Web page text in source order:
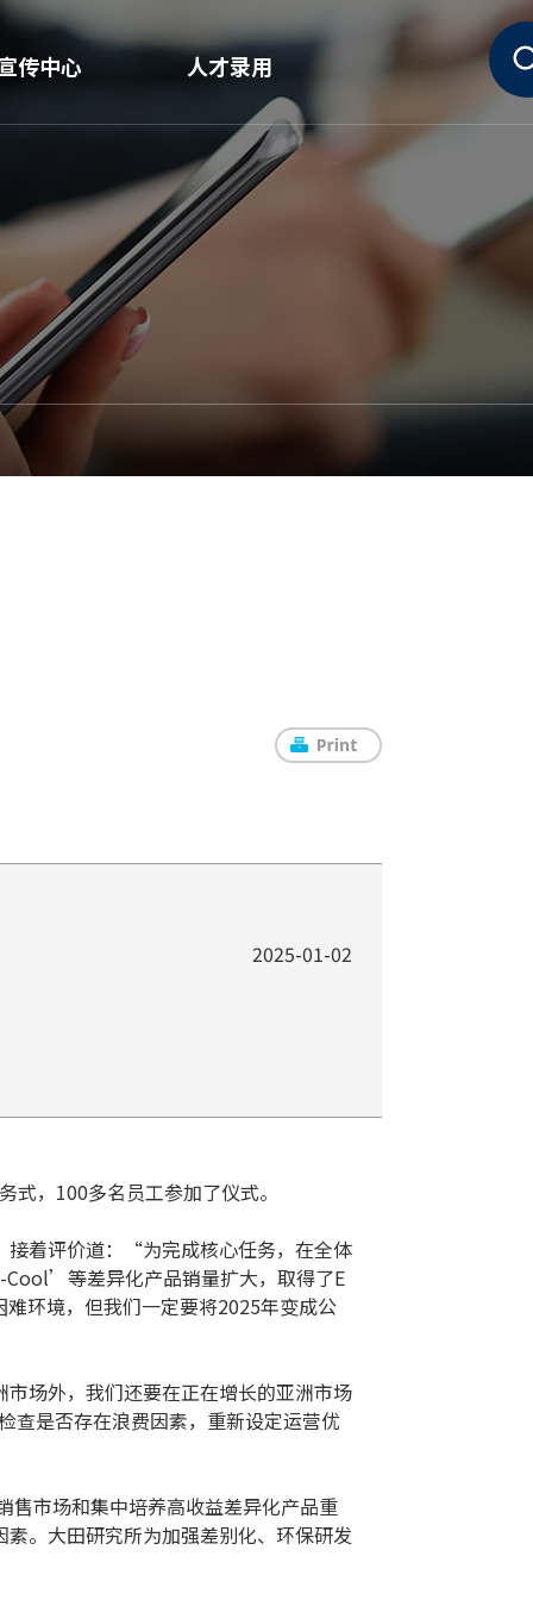
传中心
传资料室
人才录用
需要的人才
人事制度
职位介绍
2025-01-02
，100多名员工参加了仪式。
着评价道：“为完成核心任务，在全体
等差异化产品销量扩大，取得了E
环境，但我们一定要将2025年变成公
场外，我们还要在正在增长的亚洲市场
查是否存在浪费因素，重新设定运营优
售市场和集中培养高收益差异化产品重
。大田研究所为加强差别化、环保研发